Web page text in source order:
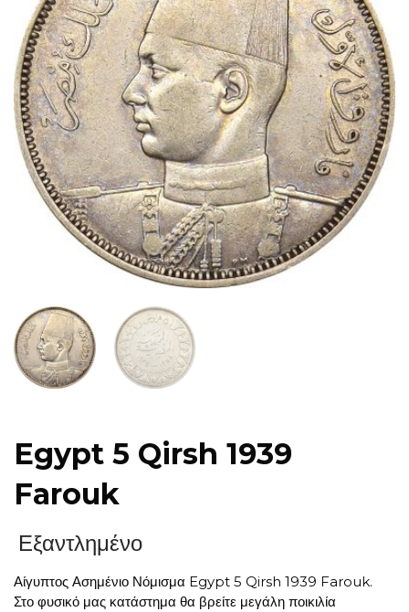
Egypt 5 Qirsh 1939
Farouk
Εξαντλημένο
Αίγυπτος Ασημένιο Νόμισμα Egypt 5 Qirsh 1939 Farouk.
Στο φυσικό μας κατάστημα θα βρείτε μεγάλη ποικιλία